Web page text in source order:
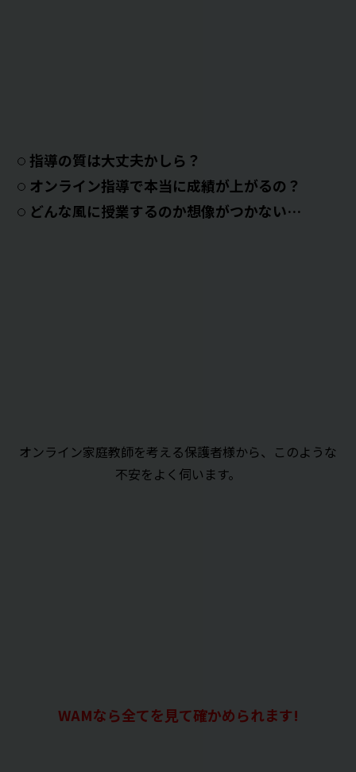
指導の質は大丈夫かしら？
オンライン指導で本当に成績が上がるの？
どんな風に授業するのか想像がつかない…
オンライン家庭教師を考える保護者様から、このような
不安をよく伺います。
WAMなら全てを見て確かめられます!